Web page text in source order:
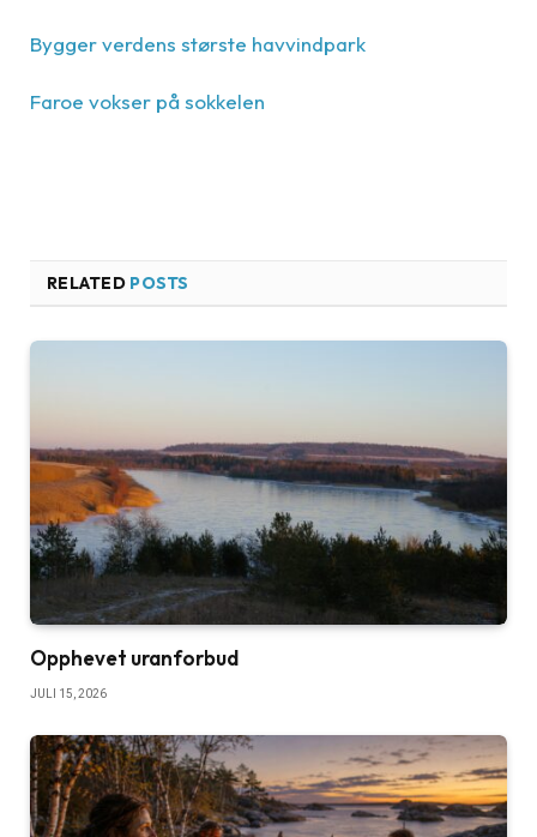
Bygger verdens største havvindpark
Faroe vokser på sokkelen
RELATED POSTS
Opphevet uranforbud
JULI 15, 2026